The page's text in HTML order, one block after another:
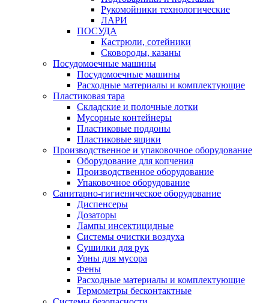
Рукомойники технологические
ЛАРИ
ПОСУДА
Кастрюли, сотейники
Сковороды, казаны
Посудомоечные машины
Посудомоечные машины
Расходные материалы и комплектующие
Пластиковая тара
Складские и полочные лотки
Мусорные контейнеры
Пластиковые поддоны
Пластиковые ящики
Производственное и упаковочное оборудование
Оборудование для копчения
Производственное оборудование
Упаковочное оборудование
Санитарно-гигиеническое оборудование
Диспенсеры
Дозаторы
Лампы инсектицидные
Системы очистки воздуха
Сушилки для рук
Урны для мусора
Фены
Расходные материалы и комплектующие
Термометры бесконтактные